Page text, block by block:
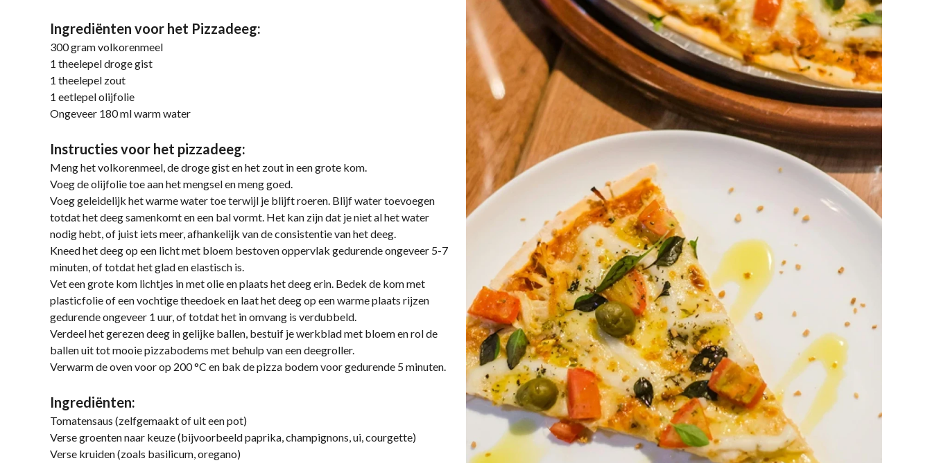
Ingrediënten voor het Pizzadeeg:
300 gram volkorenmeel
1 theelepel droge gist
1 theelepel zout
1 eetlepel olijfolie
Ongeveer 180 ml warm water
Instructies voor het pizzadeeg:
Meng het volkorenmeel, de droge gist en het zout in een grote kom.
Voeg de olijfolie toe aan het mengsel en meng goed.
Voeg geleidelijk het warme water toe terwijl je blijft roeren. Blijf water toevoegen
totdat het deeg samenkomt en een bal vormt. Het kan zijn dat je niet al het water
nodig hebt, of juist iets meer, afhankelijk van de consistentie van het deeg.
Kneed het deeg op een licht met bloem bestoven oppervlak gedurende ongeveer 5-7
minuten, of totdat het glad en elastisch is.
Vet een grote kom lichtjes in met olie en plaats het deeg erin. Bedek de kom met
plasticfolie of een vochtige theedoek en laat het deeg op een warme plaats rijzen
gedurende ongeveer 1 uur, of totdat het in omvang is verdubbeld.
Verdeel het gerezen deeg in gelijke ballen, bestuif je werkblad met bloem en rol de
ballen uit tot mooie pizzabodems met behulp van een deegroller.
Verwarm de oven voor op 200 °C en bak de pizza bodem voor gedurende 5 minuten.
Ingrediënten:
Tomatensaus (zelfgemaakt of uit een pot)
Verse groenten naar keuze (bijvoorbeeld paprika, champignons, ui, courgette)
Verse kruiden (zoals basilicum, oregano)